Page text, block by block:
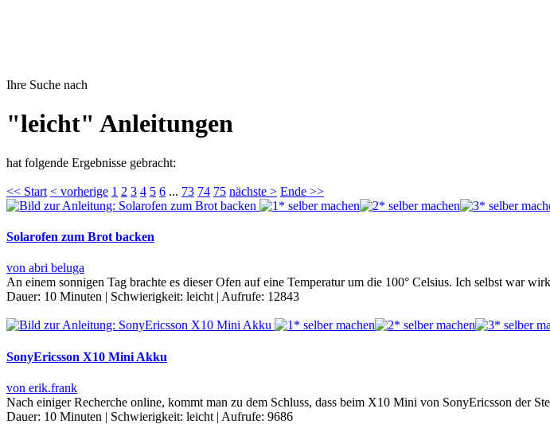
Ihre Suche nach
"leicht" Anleitungen
hat folgende Ergebnisse gebracht:
<< Start < vorherige 1 2 3 4 5 6 ... 73 74 75 nächste > Ende >>
Solarofen zum Brot backen
von abri beluga
An einem sonnigen Tag brachte es dieser Ofen auf eine Temperatur um die 100° Celsius. Ich selbst war
Dauer: 10 Minuten | Schwierigkeit: leicht | Aufrufe: 12843
SonyEricsson X10 Mini Akku
von erik.frank
Nach einiger Recherche online, kommt man zu dem Schluss, dass beim X10 Mini von SonyEricsson der
Dauer: 10 Minuten | Schwierigkeit: leicht | Aufrufe: 9686